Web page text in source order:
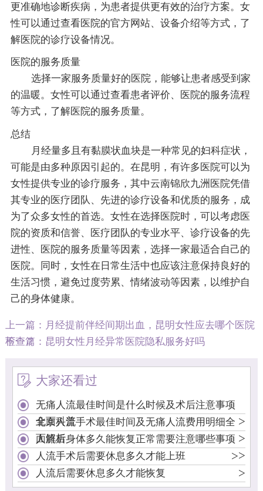
更准确地诊断疾病，为患者提供更有效的治疗方案。女
性可以通过查看医院的官方网站、设备介绍等方式，了
解医院的诊疗设备情况。
医院的服务质量
选择一家服务质量好的医院，能够让患者感受到家
的温暖。女性可以通过查看患者评价、医院的服务流程
等方式，了解医院的服务质量。
总结
月经量多且有黏膜状血块是一种常见的妇科症状，
可能是由多种原因引起的。在昆明，有许多医院可以为
女性提供专业的诊疗服务，其中云南锦欣九洲医院凭借
其专业的医疗团队、先进的诊疗设备和优质的服务，成
为了众多女性的首选。女性在选择医院时，可以考虑医
院的资质和信誉、医疗团队的专业水平、诊疗设备的先
进性、医院的服务质量等因素，选择一家最适合自己的
医院。同时，女性在日常生活中也应该注意保持良好的
生活习惯，避免过度劳累、情绪波动等因素，以维护自
己的身体健康。
上一篇： 月经提前伴经间期出血，昆明女性应去哪个医院
检查？
下一篇： 昆明女性月经异常医院隐私服务好吗
大家还看过
无痛人流最佳时间是什么时候及术后注意事项
全面科普
>
北京人流手术最佳时间及无痛人流费用明细全
面解析
>
人流后身体多久能恢复正常需要注意哪些事项
>
人流手术后需要休息多久才能上班 >
人流后需要休息多久才能恢复 >